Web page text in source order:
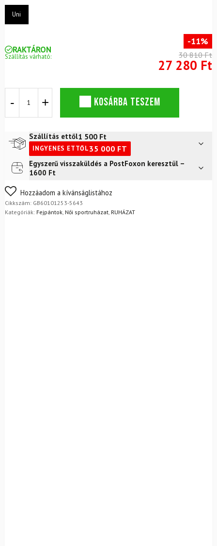
Uni
RAKTÁRON
Szállítás várható:
-11%
30 810 Ft
27 280 Ft
Lia
mennyiség
KOSÁRBA TESZEM
Szállítás ettől1 500 Ft
INGYENES ETTŐL35 000 FT
Futár a címre2 400
FoxPost
Egyszerű visszaküldés a PostFoxon keresztül –
1600 Ft
Nem biztos a választásában? Semmi gond – a terméket
egyszerűen visszaküldheti 14 napon belül, indoklás nélkül.
Mik a visszaküldés feltételei?
Hozzáadom a kívánságlistához
Cikkszám: GB60101253-5643
Kategóriák: Fejpántok Női sportruházat RUHÁZAT